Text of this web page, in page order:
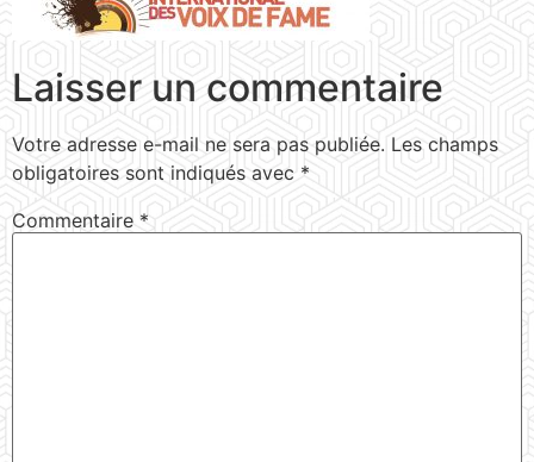
Laisser un commentaire
Votre adresse e-mail ne sera pas publiée. Les champs
obligatoires sont indiqués avec *
Commentaire *